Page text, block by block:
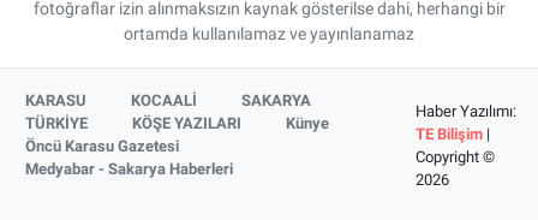
fotoğraflar izin alınmaksızın kaynak gösterilse dahi, herhangi bir
ortamda kullanılamaz ve yayınlanamaz
KARASU KOCAALİ
SAKARYA
TÜRKİYE
KÖŞE YAZILARI
Künye
Öncü Karasu Gazetesi
Medyabar - Sakarya Haberleri
Haber Yazılımı:
TE Bilişim|
Copyright ©
2026